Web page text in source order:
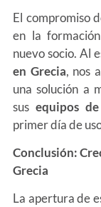
El compromiso
en la
nuevo socio. Al
en Grecia, nos
una solución a
sus equipos
primer día de
Conclusión:
Grecia
La apertura de